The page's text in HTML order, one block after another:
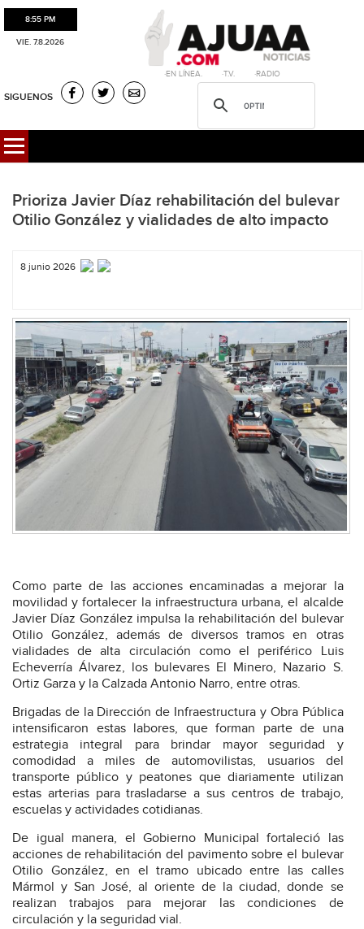
8:55 PM
VIE. 7.8.2026
·EN LÍNEA. ·T.V. ·RADIO
SIGUENOS
Prioriza Javier Díaz rehabilitación del bulevar
Otilio González y vialidades de alto impacto
8 junio 2026
Como parte de las acciones encaminadas a mejorar la
movilidad y fortalecer la infraestructura urbana, el alcalde
Javier Díaz González impulsa la rehabilitación del bulevar
Otilio González, además de diversos tramos en otras
vialidades de alta circulación como el periférico Luis
Echeverría Álvarez, los bulevares El Minero, Nazario S.
Ortiz Garza y la Calzada Antonio Narro, entre otras.
Brigadas de la Dirección de Infraestructura y Obra Pública
intensificaron estas labores, que forman parte de una
estrategia integral para brindar mayor seguridad y
comodidad a miles de automovilistas, usuarios del
transporte público y peatones que diariamente utilizan
estas arterias para trasladarse a sus centros de trabajo,
escuelas y actividades cotidianas.
De igual manera, el Gobierno Municipal fortaleció las
acciones de rehabilitación del pavimento sobre el bulevar
Otilio González, en el tramo ubicado entre las calles
Mármol y San José, al oriente de la ciudad, donde se
realizan trabajos para mejorar las condiciones de
circulación y la seguridad vial.